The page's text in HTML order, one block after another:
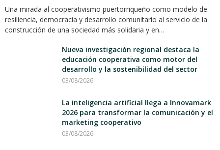
Una mirada al cooperativismo puertorriqueño como modelo de
resiliencia, democracia y desarrollo comunitario al servicio de la
construcción de una sociedad más solidaria y en…
Nueva investigación regional destaca la
educación cooperativa como motor del
desarrollo y la sostenibilidad del sector
03/08/2026
La inteligencia artificial llega a Innovamark
2026 para transformar la comunicación y el
marketing cooperativo
03/08/2026